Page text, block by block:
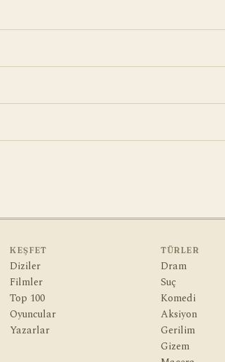
KEŞFET
Diziler
Filmler
Top 100
Oyuncular
Yazarlar
TÜRLER
Dram
Suç
Komedi
Aksiyon
Gerilim
Gizem